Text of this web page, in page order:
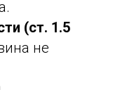
(ст. 1.5
не